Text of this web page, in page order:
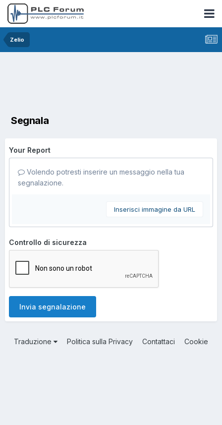
Zelio
Segnala
Your Report
Volendo potresti inserire un messaggio nella tua
segnalazione.
Inserisci immagine da URL
Controllo di sicurezza
Invia segnalazione
Traduzione Politica sulla Privacy Contattaci Cookie